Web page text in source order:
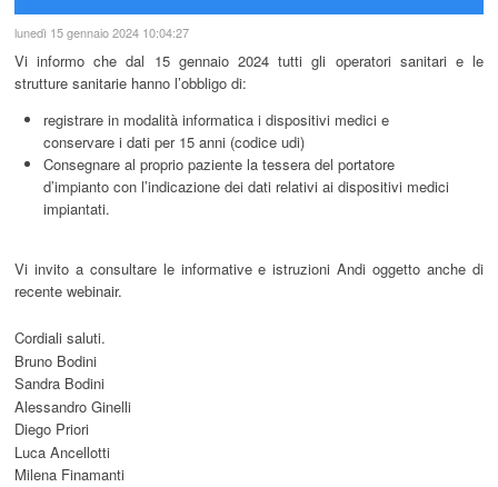
lunedì 15 gennaio 2024 10:04:27
Vi informo che dal 15 gennaio 2024 tutti gli operatori sanitari e le
strutture sanitarie hanno l’obbligo di:
registrare in modalità informatica i dispositivi medici e
conservare i dati per 15 anni (codice udi)
Consegnare al proprio paziente la tessera del portatore
d’impianto con l’indicazione dei dati relativi ai dispositivi medici
impiantati.
Vi invito a consultare le informative e istruzioni Andi oggetto anche di
recente webinair.
Cordiali saluti.
Bruno Bodini
Sandra Bodini
Alessandro Ginelli
Diego Priori
Luca Ancellotti
Milena Finamanti